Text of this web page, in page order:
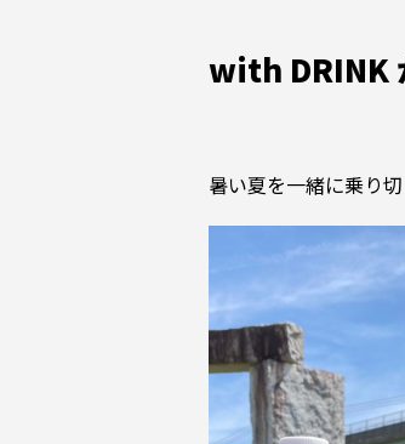
with DRINK
暑い夏を一緒に乗り